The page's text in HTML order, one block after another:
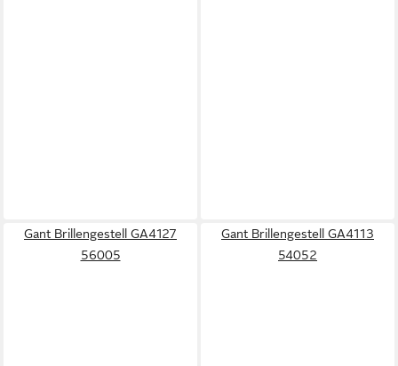
Gant Brillengestell GA4127
56005
Gant Brillengestell GA4113
54052